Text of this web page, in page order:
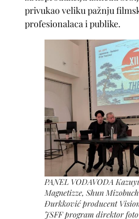
privukao veliku pažnju
profesionalaca i publike.
PANEL VODAVODA
Magnetizze, Shun
Đurkković producent
JSFF program direktor